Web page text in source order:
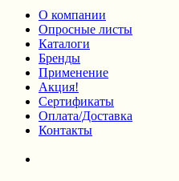
О компании
Опросные листы
Каталоги
Бренды
Применение
Акция!
Сертификаты
Оплата/Доставка
Контакты